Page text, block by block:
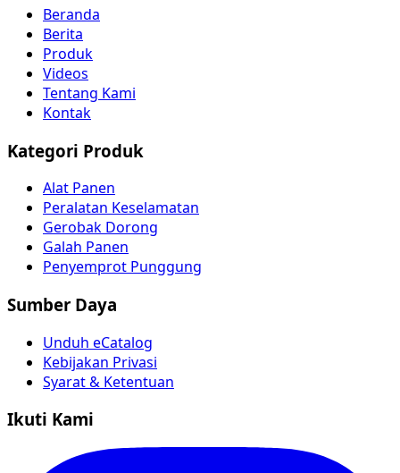
Beranda
Berita
Produk
Videos
Tentang Kami
Kontak
Kategori Produk
Alat Panen
Peralatan Keselamatan
Gerobak Dorong
Galah Panen
Penyemprot Punggung
Sumber Daya
Unduh eCatalog
Kebijakan Privasi
Syarat & Ketentuan
Ikuti Kami